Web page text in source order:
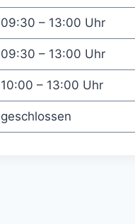
09:30 – 13:00 Uhr
09:30 – 13:00 Uhr
10:00 – 13:00 Uhr
geschlossen